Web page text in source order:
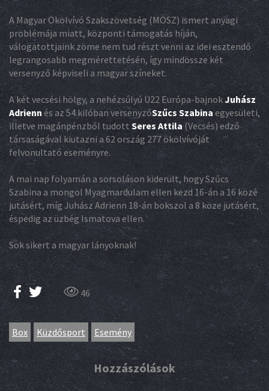
A Magyar Ökölvívó Szakszövetség (MÖSZ) ismert anyagi
problémája miatt, központi támogatás híján,
válogatottjaink zöme nem tud részt venni az idei esztendő
legrangosabb megmérettetésén, így mindössze két
versenyző képviseli a magyar színeket.
A két vecsési hölgy, a nehézsúlyú U22 Európa-bajnokJuhász
Adrienn és az 54 kilóban versenyzőSzűcs Szabinaegyesületi,
illetve magánpénzből tudott Seres Attila(Vecsés) edző
társaságával kiutazni a 62 ország 277 ökölvívóját
felvonultató eseményre.
A mai nap folyamán a sorsoláson kiderült, hogy Szűcs
Szabina a mongol Myagmardulam ellen kezd 16-án a 16 közé
jutásért, míg Juhász Adrienn 18-án bokszol a 8 köze jutásért,
éspedig az üzbég Ismatova ellen.
Sok sikert a magyar lányoknak!
46
Box Küzdősport Esemény
Hozzászólások